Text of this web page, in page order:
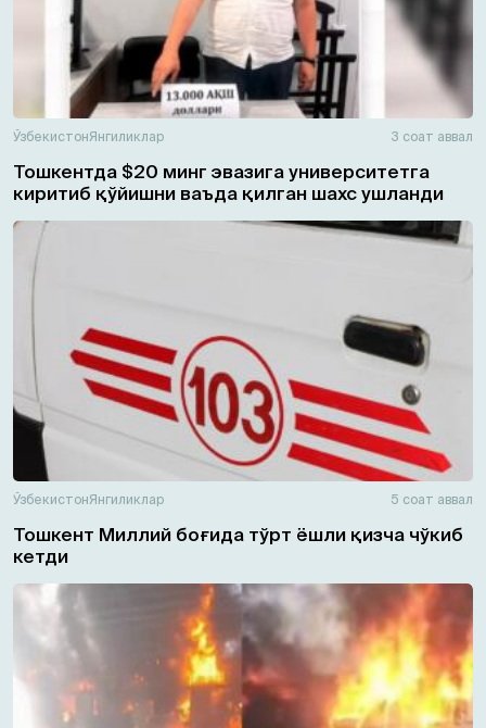
ЎзбекистонЯнгиликлар 3 соат аввал
Тошкентда $20 минг эвазига университетга
киритиб қўйишни ваъда қилган шахс ушланди
ЎзбекистонЯнгиликлар 5 соат аввал
Тошкент Миллий боғида тўрт ёшли қизча чўкиб
кетди